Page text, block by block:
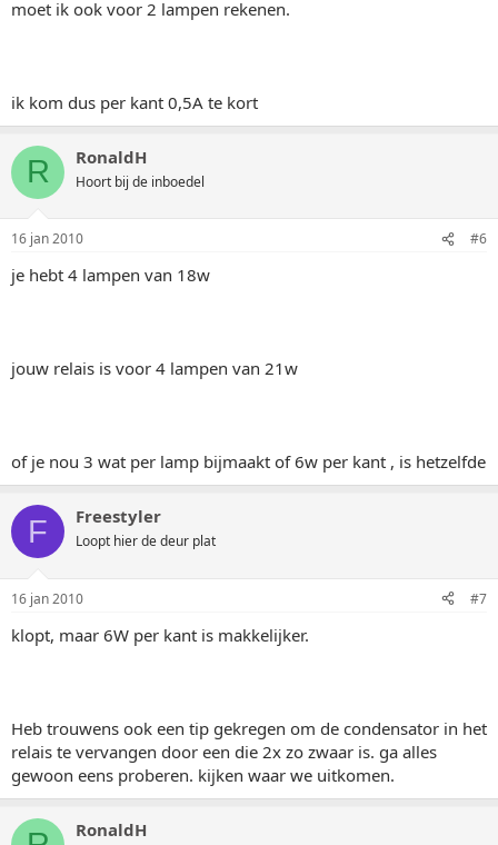
moet ik ook voor 2 lampen rekenen.
ik kom dus per kant 0,5A te kort
R RonaldH
Hoort bij de inboedel
16 jan 2010 #6
je hebt 4 lampen van 18w
jouw relais is voor 4 lampen van 21w
of je nou 3 wat per lamp bijmaakt of 6w per kant , is hetzelfde
F Freestyler
Loopt hier de deur plat
16 jan 2010 #7
klopt, maar 6W per kant is makkelijker.
Heb trouwens ook een tip gekregen om de condensator in het
relais te vervangen door een die 2x zo zwaar is. ga alles
gewoon eens proberen. kijken waar we uitkomen.
RonaldH